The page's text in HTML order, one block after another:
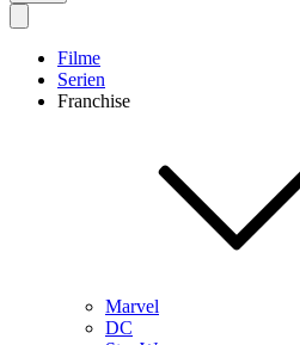
Filme
Serien
Franchise
Marvel
DC